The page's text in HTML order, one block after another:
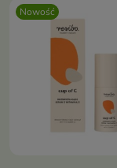
Nowość